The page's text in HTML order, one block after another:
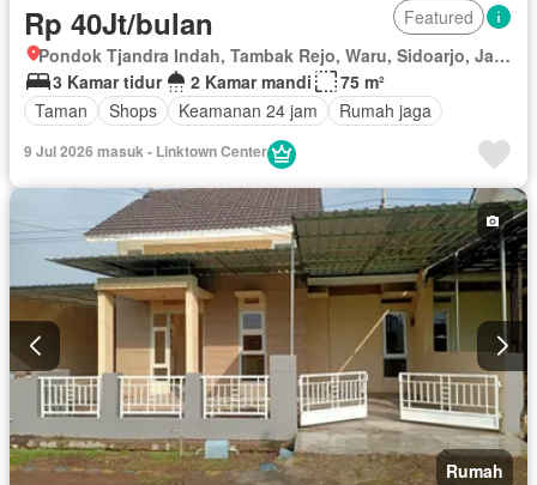
Rp 40Jt/bulan
Featured
Pondok Tjandra Indah, Tambak Rejo, Waru, Sidoarjo, Jawa Timur
3 Kamar tidur
2 Kamar mandi
75 m²
Taman
Shops Keamanan 24 jam Rumah jaga
9 Jul 2026 masuk - Linktown Center
Rumah